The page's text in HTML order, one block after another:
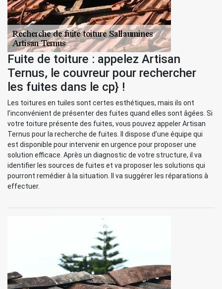
Fuite de toiture : appelez Artisan
Ternus, le couvreur pour rechercher
les fuites dans le cp} !
Les toitures en tuiles sont certes esthétiques, mais ils ont
l’inconvénient de présenter des fuites quand elles sont âgées. Si
votre toiture présente des fuites, vous pouvez appeler Artisan
Ternus pour la recherche de fuites. Il dispose d’une équipe qui
est disponible pour intervenir en urgence pour proposer une
solution efficace. Après un diagnostic de votre structure, il va
identifier les sources de fuites et va proposer les solutions qui
pourront remédier à la situation. Il va suggérer les réparations à
effectuer.